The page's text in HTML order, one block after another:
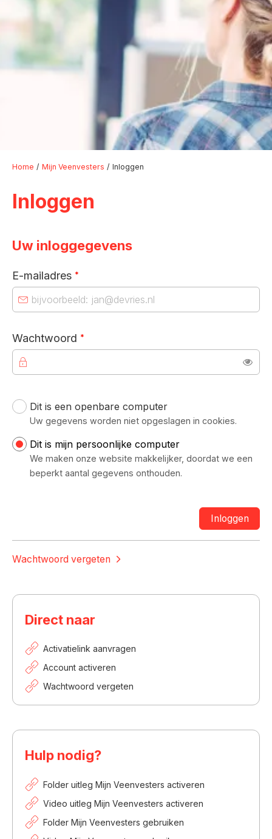
Home Mijn Veenvesters Inloggen
Inloggen
Uw inloggegevens
E-mailadres *
Wachtwoord *
Uw inloggegevens
Dit is een openbare computer
Uw gegevens worden niet opgeslagen in cookies.
Dit is mijn persoonlijke computer
We maken onze website makkelijker, doordat we een
beperkt aantal gegevens onthouden.
Inloggen
Wachtwoord vergeten
Direct naar
Activatielink aanvragen
Account activeren
Wachtwoord vergeten
Hulp nodig?
Folder uitleg Mijn Veenvesters activeren
Video uitleg Mijn Veenvesters activeren
Folder Mijn Veenvesters gebruiken